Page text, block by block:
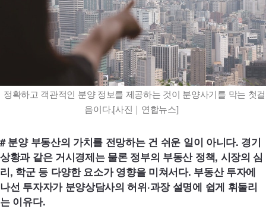
정확하고 객관적인 분양 정보를 제공하는 것이 분양사기를 막는 첫걸
음이다.[사진｜연합뉴스]
# 분양 부동산의 가치를 전망하는 건 쉬운 일이 아니다. 경기
상황과 같은 거시경제는 물론 정부의 부동산 정책, 시장의 심
리, 학군 등 다양한 요소가 영향을 미쳐서다. 부동산 투자에
나선 투자자가 분양상담사의 허위·과장 설명에 쉽게 휘둘리
는 이유다.